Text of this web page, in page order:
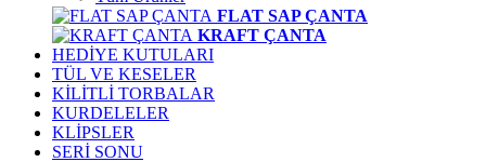
FLAT SAP ÇANTA
KRAFT ÇANTA
HEDİYE KUTULARI
TÜL VE KESELER
KİLİTLİ TORBALAR
KURDELELER
KLİPSLER
SERİ SONU